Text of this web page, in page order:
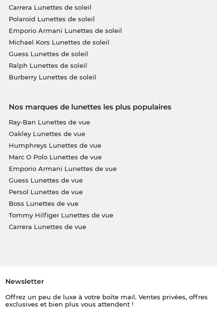
Carrera Lunettes de soleil
Polaroid Lunettes de soleil
Emporio Armani Lunettes de soleil
Michael Kors Lunettes de soleil
Guess Lunettes de soleil
Ralph Lunettes de soleil
Burberry Lunettes de soleil
Nos marques de lunettes les plus populaires
Ray-Ban Lunettes de vue
Oakley Lunettes de vue
Humphreys Lunettes de vue
Marc O Polo Lunettes de vue
Emporio Armani Lunettes de vue
Guess Lunettes de vue
Persol Lunettes de vue
Boss Lunettes de vue
Tommy Hilfiger Lunettes de vue
Carrera Lunettes de vue
Newsletter
Offrez un peu de luxe à votre boîte mail. Ventes privées, offres
exclusives et bien plus vous attendent !